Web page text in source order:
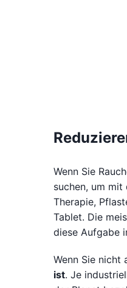
Wenn Sie
suchen, um
Therapie,
Tablet. Die
diese Aufgabe
Wenn Sie nicht
ist. Je